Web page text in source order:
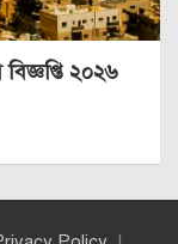
২০২৬